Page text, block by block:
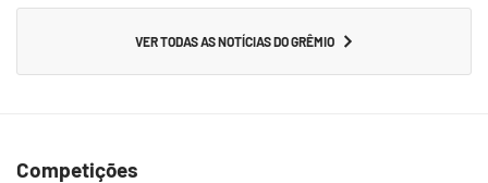
VER TODAS AS NOTÍCIAS DO GRÊMIO
Competições